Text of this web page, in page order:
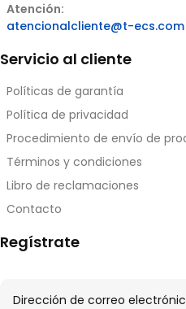
Atención:
atencionalcliente@t-ecs.com
Servicio al cliente
Políticas de garantía
Política de privacidad
Procedimiento de envío de
Términos y condiciones
Libro de reclamaciones
Contacto
Regístrate
Dirección de correo